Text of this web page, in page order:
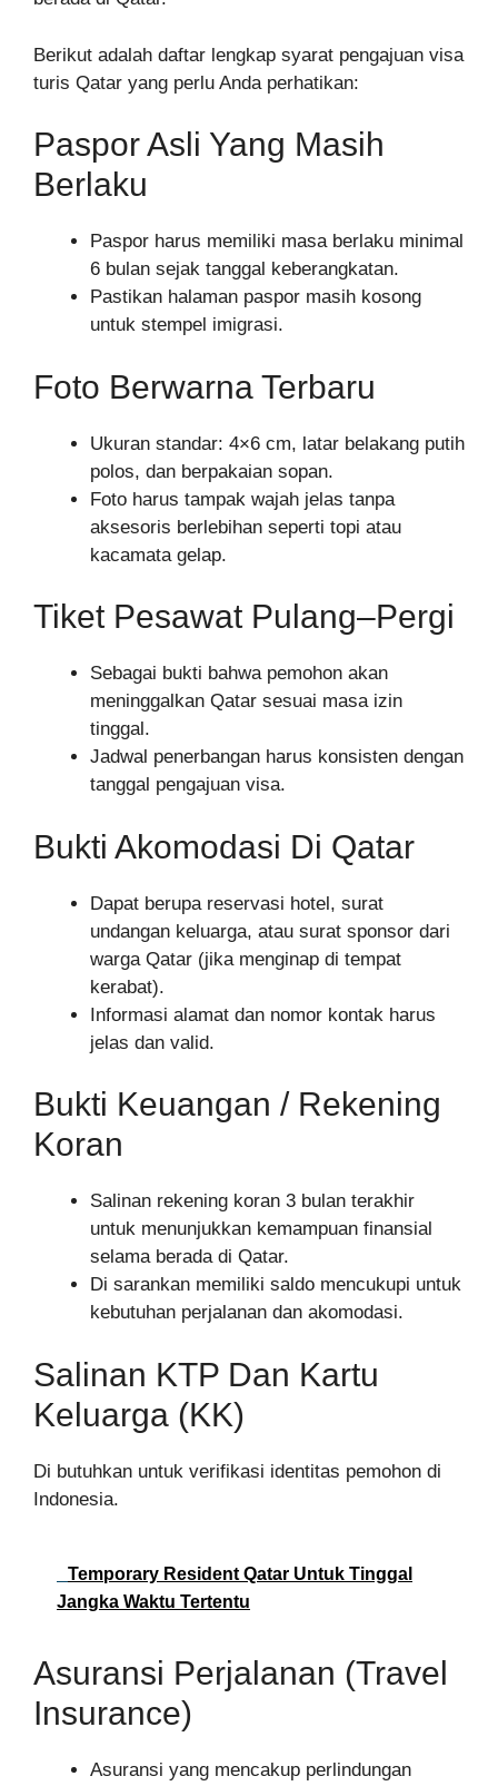
Berikut adalah daftar lengkap syarat pengajuan visa
turis Qatar yang perlu Anda perhatikan:
Paspor Asli Yang Masih
Berlaku
Paspor harus memiliki masa berlaku minimal
6 bulan sejak tanggal keberangkatan.
Pastikan halaman paspor masih kosong
untuk stempel imigrasi.
Foto Berwarna Terbaru
Ukuran standar: 4×6 cm, latar belakang putih
polos, dan berpakaian sopan.
Foto harus tampak wajah jelas tanpa
aksesoris berlebihan seperti topi atau
kacamata gelap.
Tiket Pesawat Pulang–Pergi
Sebagai bukti bahwa pemohon akan
meninggalkan Qatar sesuai masa izin
tinggal.
Jadwal penerbangan harus konsisten dengan
tanggal pengajuan visa.
Bukti Akomodasi Di Qatar
Dapat berupa reservasi hotel, surat
undangan keluarga, atau surat sponsor dari
warga Qatar (jika menginap di tempat
kerabat).
Informasi alamat dan nomor kontak harus
jelas dan valid.
Bukti Keuangan / Rekening
Koran
Salinan rekening koran 3 bulan terakhir
untuk menunjukkan kemampuan finansial
selama berada di Qatar.
Di sarankan memiliki saldo mencukupi untuk
kebutuhan perjalanan dan akomodasi.
Salinan KTP Dan Kartu
Keluarga (KK)
Di butuhkan untuk verifikasi identitas pemohon di
Indonesia.
Temporary Resident Qatar Untuk Tinggal
Jangka Waktu Tertentu
Asuransi Perjalanan (Travel
Insurance)
Asuransi yang mencakup perlindungan